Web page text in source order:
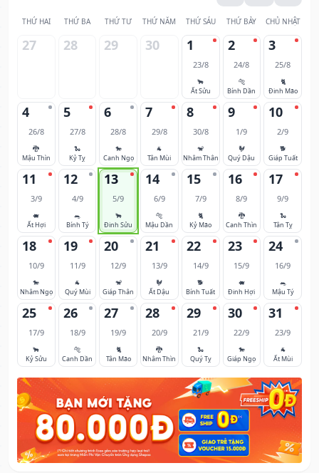
THỨ HAI THỨ BA THỨ TƯ THỨ NĂM THỨ SÁU THỨ BẢY CHỦ NHẬT
27 28 29 30 1
23/8
🐂
Ất Sửu
2
24/8
🐅
Bính Dần
3
25/8
🐈
Đinh Mão
4
26/8
🐉
Mậu Thìn
5
27/8
🐍
Kỷ Tỵ
6
28/8
🐎
Canh Ngọ
7
29/8
🐐
Tân Mùi
8
30/8
🐒
Nhâm Thân
9
1/9
🐓
Quý Dậu
10
2/9
🐕
Giáp Tuất
11
3/9
🐖
Ất Hợi
12
4/9
🐀
Bính Tý
13
5/9
🐂
Đinh Sửu
14
6/9
🐅
Mậu Dần
15
7/9
🐈
Kỷ Mão
16
8/9
🐉
Canh Thìn
17
9/9
🐍
Tân Tỵ
18
10/9
🐎
Nhâm Ngọ
19
11/9
🐐
Quý Mùi
20
12/9
🐒
Giáp Thân
21
13/9
🐓
Ất Dậu
22
14/9
🐕
Bính Tuất
23
15/9
🐖
Đinh Hợi
24
16/9
🐀
Mậu Tý
25
17/9
🐂
Kỷ Sửu
26
18/9
🐅
Canh Dần
27
19/9
🐈
Tân Mão
28
20/9
🐉
Nhâm Thìn
29
21/9
🐍
Quý Tỵ
30
22/9
🐎
Giáp Ngọ
31
23/9
🐐
Ất Mùi